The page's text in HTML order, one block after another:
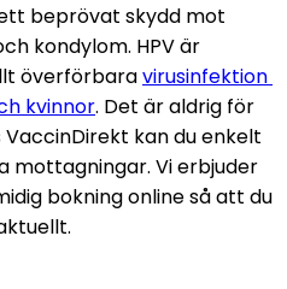
beprövat skydd mot
kondylom. HPV är
överförbara virusinfektion
kvinnor. Det är aldrig för
VaccinDirekt kan du enkelt
mottagningar. Vi erbjuder
bokning online så att du